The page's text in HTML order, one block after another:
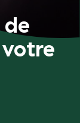
de
votre